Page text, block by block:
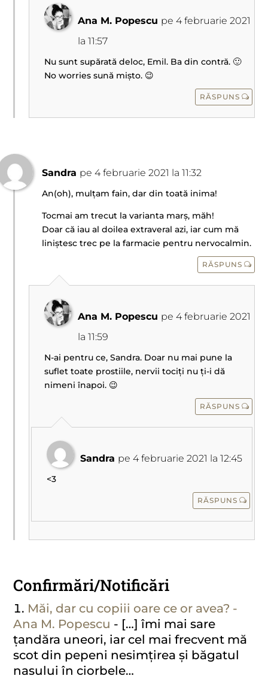
Ana M. Popescu pe 4 februarie 2021
la 11:57
Nu sunt supărată deloc, Emil. Ba din contră. 🙂
No worries sună mișto. 😉
RĂSPUNS
Sandra pe 4 februarie 2021 la 11:32
An(oh), mulțam fain, dar din toată inima!
Tocmai am trecut la varianta marș, măh!
Doar că iau al doilea extraveral azi, iar cum mă
liniștesc trec pe la farmacie pentru nervocalmin.
RĂSPUNS
Ana M. Popescu pe 4 februarie 2021
la 11:59
N-ai pentru ce, Sandra. Doar nu mai pune la
suflet toate prostiile, nervii tociți nu ți-i dă
nimeni înapoi. 😉
RĂSPUNS
Sandra pe 4 februarie 2021 la 12:45
<3
RĂSPUNS
Confirmări/Notificări
Măi, dar cu copiii oare ce or avea? -
Ana M. Popescu - […] îmi mai sare
țandăra uneori, iar cel mai frecvent mă
scot din pepeni nesimțirea și băgatul
nasului în ciorbele…